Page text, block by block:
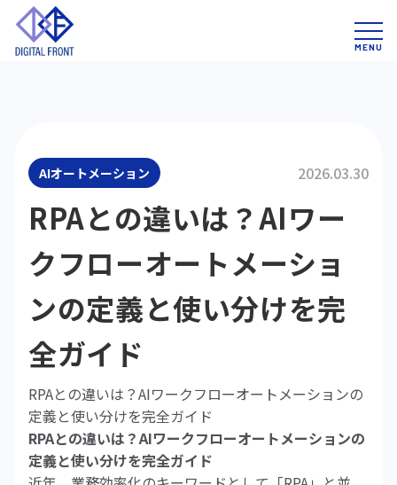
AIオートメーション 2026.03.30
RPAとの違いは？AIワー
クフローオートメーショ
ンの定義と使い分けを完
全ガイド
RPAとの違いは？AIワークフローオートメーションの
定義と使い分けを完全ガイド
RPAとの違いは？AIワークフローオートメーションの
定義と使い分けを完全ガイド